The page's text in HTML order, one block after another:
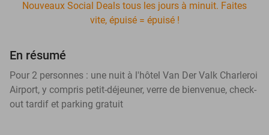
Nouveaux Social Deals tous les jours à minuit. Faites
vite, épuisé = épuisé !
En résumé
Pour 2 personnes : une nuit à l'hôtel Van Der Valk Charleroi
Airport, y compris petit-déjeuner, verre de bienvenue, check-
out tardif et parking gratuit